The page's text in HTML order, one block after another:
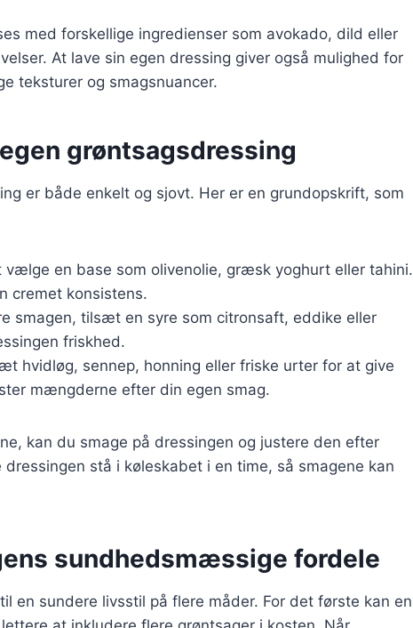
med forskellige ingredienser som avokado, dild eller
At lave sin egen dressing giver også mulighed for
teksturer og smagsnuancer.
grøntsagsdressing
er både enkelt og sjovt. Her er en grundopskrift, som
vælge en base som olivenolie, græsk yoghurt eller tahini.
cremet konsistens.
smagen, tilsæt en syre som citronsaft, eddike eller
friskhed.
hvidløg, sennep, honning eller friske urter for at give
mængderne efter din egen smag.
kan du smage på dressingen og justere den efter
stå i køleskabet i en time, så smagene kan
sundhedsmæssige fordele
en sundere livsstil på flere måder. For det første kan en